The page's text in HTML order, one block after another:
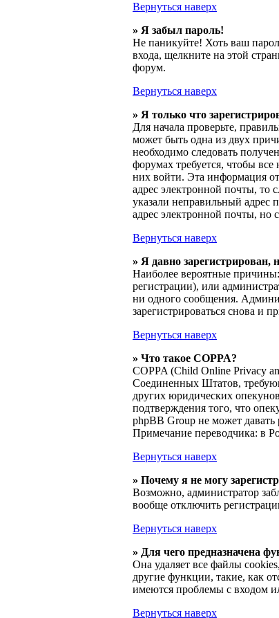
Вернуться наверх
» Я забыл пароль!
Не паникуйте! Хоть ваш
входа, щелкните на этой
форум.
Вернуться наверх
» Я только что
Для начала проверьте,
может быть одна из двух
необходимо следовать
форумах требуется, чтобы
них войти. Эта информация
адрес электронной почты,
указали неправильный адрес
адрес электронной почты, но
Вернуться наверх
» Я давно зарегистрирован,
Наиболее вероятные
регистрации), или
ни одного сообщения.
зарегистрироваться снова и
Вернуться наверх
» Что такое COPPA?
COPPA (Child Online Privacy
Соединенных Штатов,
других юридических
подтверждения того, что
phpBB Group не может
Примечание переводчика: в
Вернуться наверх
» Почему я не могу
Возможно, администратор
вообще отключить
Вернуться наверх
» Для чего предназначена
Она удаляет все файлы
другие функции, такие, как
имеются проблемы с входом
Вернуться наверх